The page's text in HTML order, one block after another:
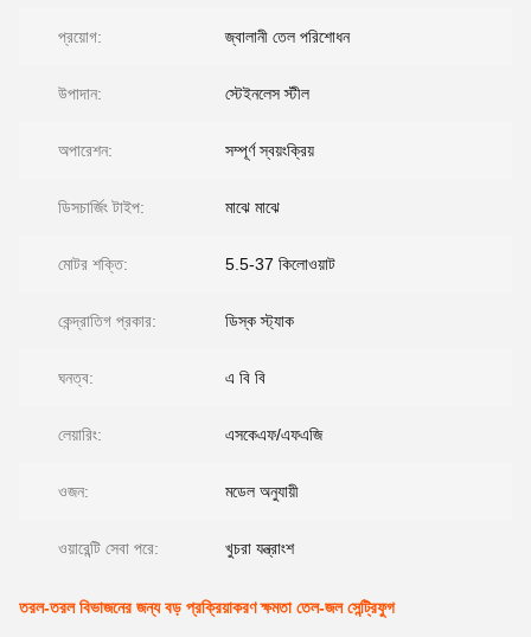
প্রয়োগ: জ্বালানী তেল পরিশোধন
উপাদান: স্টেইনলেস স্টীল
অপারেশন: সম্পূর্ণ স্বয়ংক্রিয়
ডিসচার্জিং টাইপ: মাঝে মাঝে
মোটর শক্তি: 5.5-37 কিলোওয়াট
কেন্দ্রাতিগ প্রকার: ডিস্ক স্ট্যাক
ঘনত্ব: এ বি বি
লেয়ারিং: এসকেএফ/এফএজি
ওজন: মডেল অনুযায়ী
ওয়ারেন্টি সেবা পরে: খুচরা যন্ত্রাংশ
তরল-তরল বিভাজনের জন্য বড় প্রক্রিয়াকরণ ক্ষমতা তেল-জল সেন্ট্রিফুগ